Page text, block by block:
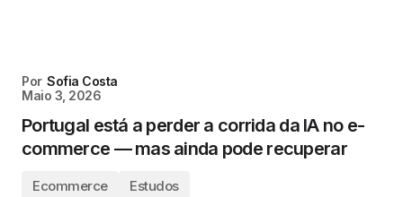
Por Sofia Costa
Maio 3, 2026
Portugal está a perder a corrida da IA no e-
commerce — mas ainda pode recuperar
Ecommerce Estudos